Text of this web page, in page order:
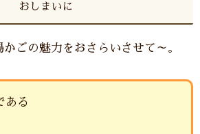
おしまいに
ごの魅力をおさらいさせて～。
ある